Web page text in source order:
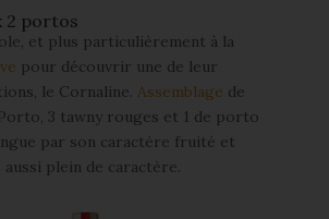
2 portos
et plus particulièrement à la
pour découvrir une de leur
le Cornaline. Assemblage de
3 tawny rouges et 1 de porto
par son caractère fruité et
aussi plein de caractère.